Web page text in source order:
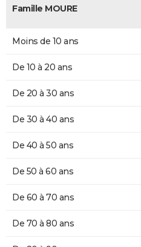
Famille MOURE
Moins de 10 ans
De 10 à 20 ans
De 20 à 30 ans
De 30 à 40 ans
De 40 à 50 ans
De 50 à 60 ans
De 60 à 70 ans
De 70 à 80 ans